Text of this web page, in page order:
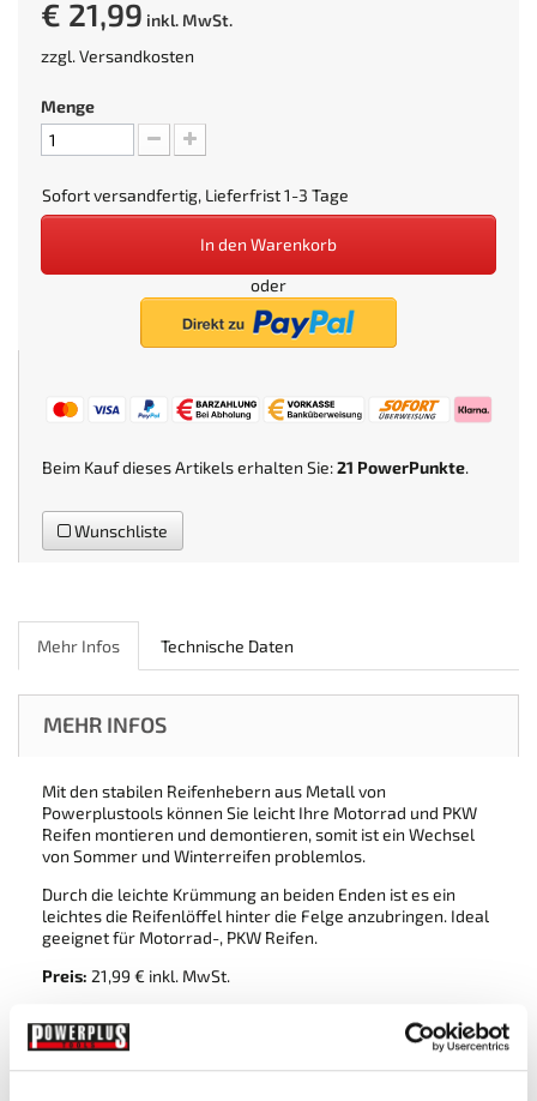
€ 21,99 inkl. MwSt.
zzgl.Versandkosten
Menge
Sofort versandfertig, Lieferfrist 1-3 Tage
In den Warenkorb
oder
Beim Kauf dieses Artikels erhalten Sie:21 PowerPunkte.
Wunschliste
Mehr Infos Technische Daten
MEHR INFOS
Mit den stabilen Reifenhebern aus Metall von
Powerplustools können Sie leicht Ihre Motorrad und PKW
Reifen montieren und demontieren, somit ist ein Wechsel
von Sommer und Winterreifen problemlos.
Durch die leichte Krümmung an beiden Enden ist es ein
leichtes die Reifenlöffel hinter die Felge anzubringen. Ideal
geeignet für Motorrad-, PKW Reifen.
Preis: 21,99 € inkl. MwSt.